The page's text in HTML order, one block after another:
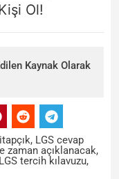
Ol!
Kaynak Olarak
, LGS cevap
zaman açıklanacak,
LGS tercih kılavuzu,